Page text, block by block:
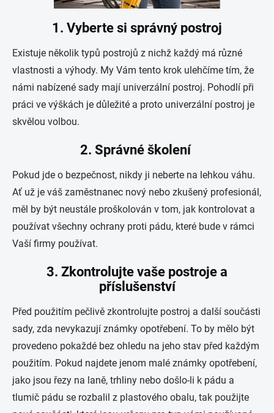
1. Vyberte si správný postroj
Existuje několik typů postrojů z nichž každý má různé
vlastnosti a výhody. My Vám tento krok ulehčíme tím, že
námi nabízené sady mají univerzální postroj. Pohodlí při
práci ve výškách je důležité a proto univerzální postroj je
skvělou volbou.
2. Správné školení
Pokud jde o bezpečnost, nikdy ji neberte na lehkou váhu.
Ať už je váš zaměstnanec nový nebo zkušený profesionál,
měl by být neustále proškolován v tom, jak kontrolovat a
používat všechny ochrany proti pádu, které bude v rámci
Vaší firmy používat.
3. Zkontrolujte vaše postroje a
příslušenství
Před použitím pečlivě zkontrolujte postroj a další součásti
sady, zda nevykazují známky opotřebení. To by mělo být
provedeno pokaždé bez ohledu na jeho stav před každým
použitím. Pokud najdete jenom malé známky opotřebení,
jako jsou řezy na laně, trhliny nebo došlo-li k pádu a
tlumič pádu se rozbalil z plastového obalu, tak použijte